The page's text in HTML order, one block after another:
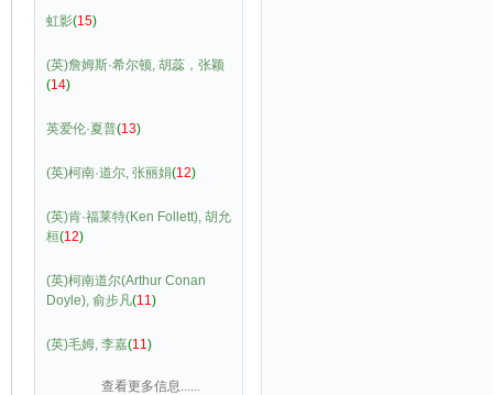
虹影(15)
(英)詹姆斯·希尔顿, 胡蕊，张颖
(14)
英爱伦·夏普(13)
(英)柯南·道尔, 张丽娟(12)
(英)肯·福莱特(Ken Follett), 胡允
桓(12)
(英)柯南道尔(Arthur Conan
Doyle), 俞步凡(11)
(英)毛姆, 李嘉(11)
查看更多信息......